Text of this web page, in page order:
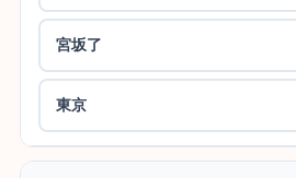
宮坂了
東京